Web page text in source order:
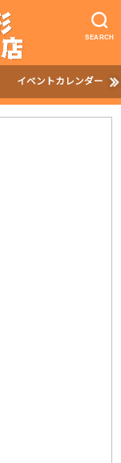
SEARCH
イベントカレンダー